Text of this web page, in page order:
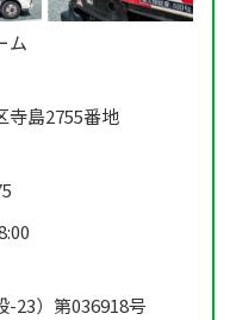
ム
寺島2755番地
-23）第036918号